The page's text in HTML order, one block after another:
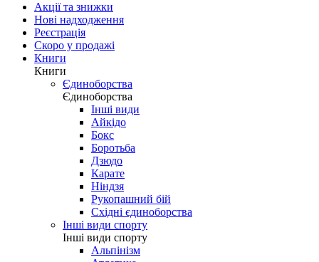
Акції та знижки
Нові надходження
Реєстрація
Скоро у продажі
Книги
Книги
Єдиноборства
Єдиноборства
Інші види
Айкідо
Бокс
Боротьба
Дзюдо
Карате
Ніндзя
Рукопашний бій
Східні єдиноборства
Інші види спорту
Інші види спорту
Альпінізм